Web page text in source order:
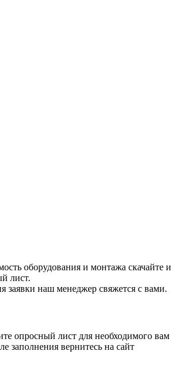
оборудования и монтажа скачайте и
лист.
заявки наш менеджер свяжется с вами.
опросный лист для необходимого вам
заполнения вернитесь на сайт